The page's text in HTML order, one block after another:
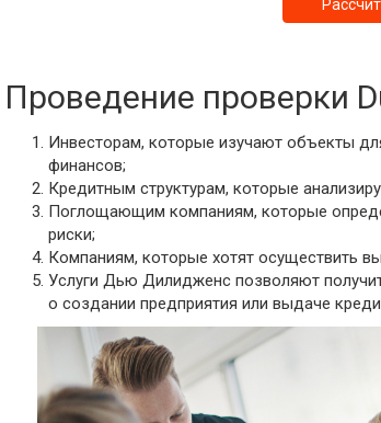
заданию
Проведение проверки
Инвесторам, которые изучают объекты
финансов;
Кредитным структурам, которые
Поглощающим компаниям, которые
риски;
Компаниям, которые хотят осуществить
Услуги Дью Дилидженс позволяют
о создании предприятия или выдаче